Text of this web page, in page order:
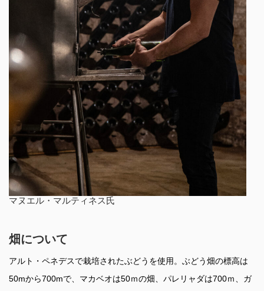
マヌエル・マルティネス氏
畑について
アルト・ペネデスで栽培されたぶどうを使用。ぶどう畑の標高は
50mから700mで、マカベオは50ｍの畑、パレリャダは700ｍ、ガ